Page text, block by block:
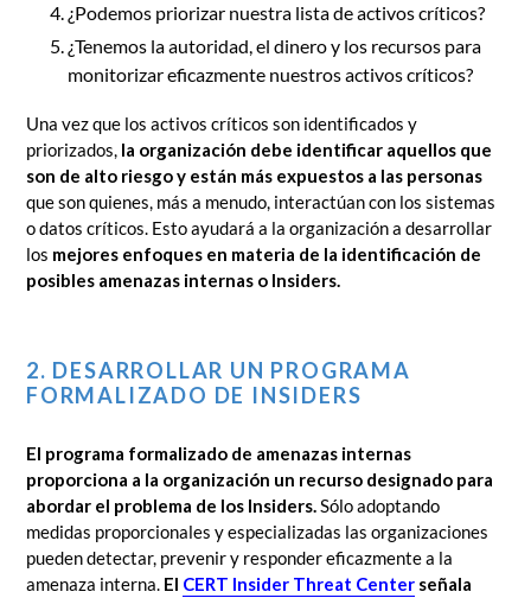
¿Podemos priorizar nuestra lista de activos críticos?
¿Tenemos la autoridad, el dinero y los recursos para
monitorizar eficazmente nuestros activos críticos?
Una vez que los activos críticos son identificados y
priorizados, la organización debe identificar aquellos que
son de alto riesgo y están más expuestos a las personas
que son quienes, más a menudo, interactúan con los sistemas
o datos críticos. Esto ayudará a la organización a desarrollar
los mejores enfoques en materia de la identificación de
posibles amenazas internas o Insiders.
2. DESARROLLAR UN PROGRAMA
FORMALIZADO DE INSIDERS
El programa formalizado de amenazas internas
proporciona a la organización un recurso designado para
abordar el problema de los Insiders.Sólo adoptando
medidas proporcionales y especializadas las organizaciones
pueden detectar, prevenir y responder eficazmente a la
amenaza interna. El CERT Insider Threat Center señala